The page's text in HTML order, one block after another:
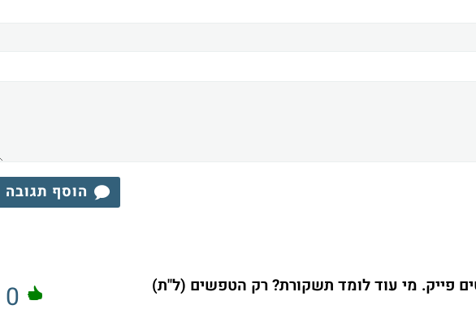
הוסף תגובה
פייק. מי עוד לומד תשקורת? רק הטפשים (ל"ת) 0